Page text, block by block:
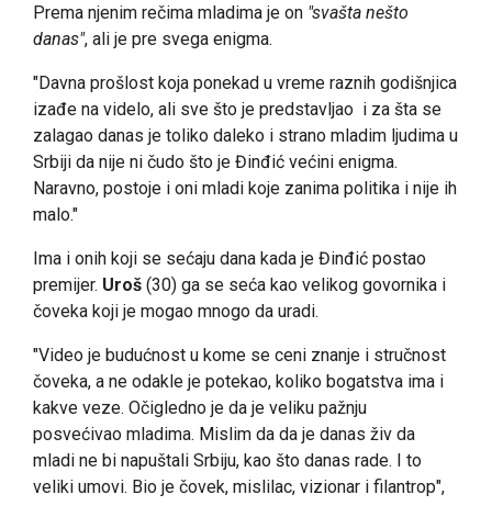
Prema njenim rečima mladima je on "svašta nešto
danas", ali je pre svega enigma.
"Davna prošlost koja ponekad u vreme raznih godišnjica
izađe na videlo, ali sve što je predstavljao i za šta se
zalagao danas je toliko daleko i strano mladim ljudima u
Srbiji da nije ni čudo što je Đinđić većini enigma.
Naravno, postoje i oni mladi koje zanima politika i nije ih
malo."
Ima i onih koji se sećaju dana kada je Đinđić postao
premijer. Uroš (30) ga se seća kao velikog govornika i
čoveka koji je mogao mnogo da uradi.
"Video je budućnost u kome se ceni znanje i stručnost
čoveka, a ne odakle je potekao, koliko bogatstva ima i
kakve veze. Očigledno je da je veliku pažnju
posvećivao mladima. Mislim da da je danas živ da
mladi ne bi napuštali Srbiju, kao što danas rade. I to
veliki umovi. Bio je čovek, mislilac, vizionar i filantrop",